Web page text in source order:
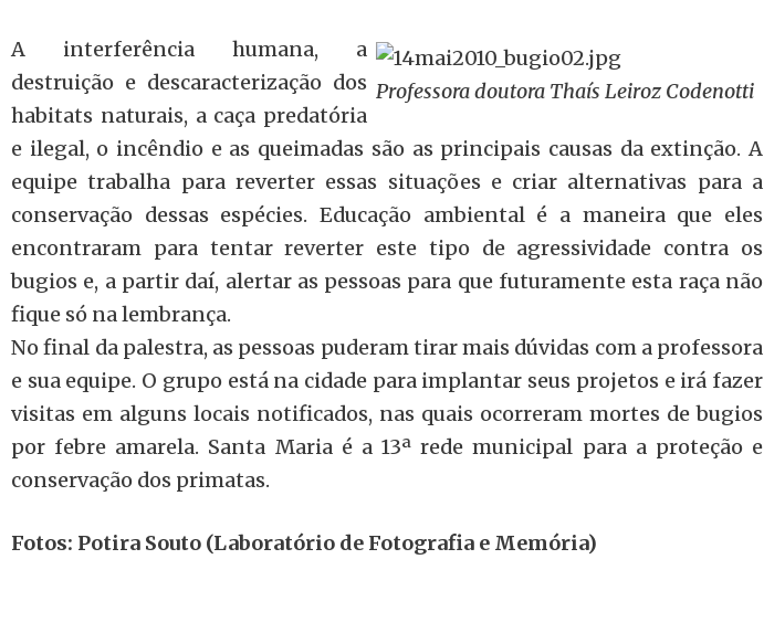
Professora doutora Thaís Leiroz Codenotti
A interferência humana, a
destruição e descaracterização dos
habitats naturais, a caça predatória
e ilegal, o incêndio e as queimadas são as principais causas da extinção. A
equipe trabalha para reverter essas situações e criar alternativas para a
conservação dessas espécies. Educação ambiental é a maneira que eles
encontraram para tentar reverter este tipo de agressividade contra os
bugios e, a partir daí, alertar as pessoas para que futuramente esta raça não
fique só na lembrança.
No final da palestra, as pessoas puderam tirar mais dúvidas com a professora
e sua equipe. O grupo está na cidade para implantar seus projetos e irá fazer
visitas em alguns locais notificados, nas quais ocorreram mortes de bugios
por febre amarela. Santa Maria é a 13ª rede municipal para a proteção e
conservação dos primatas.
Fotos: Potira Souto (Laboratório de Fotografia e Memória)